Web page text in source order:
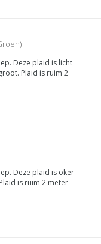
Deze plaid is licht
Plaid is ruim 2
van top tot teen
zachte deken.
Teddy stof.
Deze plaid is oker
is ruim 2 meter
top tot teen kunt
zachte deken. De
Teddy stof.